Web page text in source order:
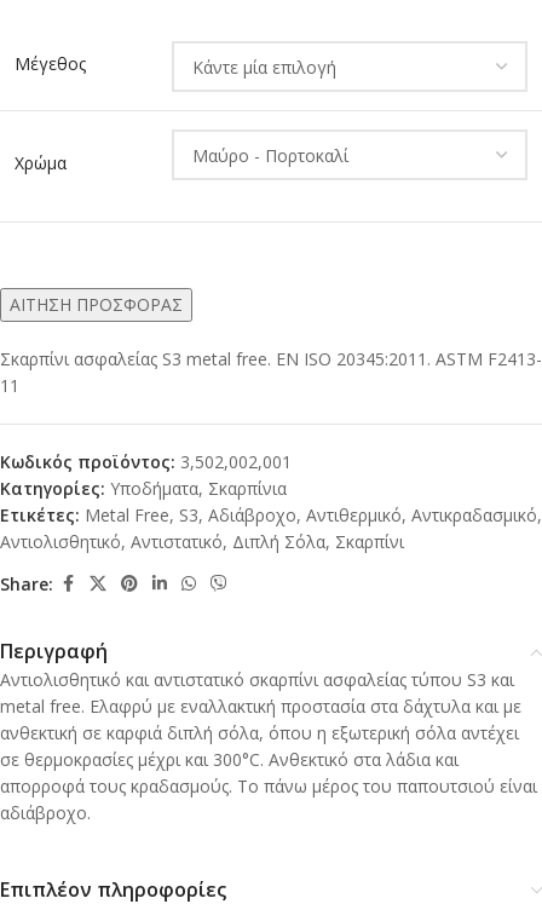
Μέγεθος
Χρώμα
ΑΙΤΗΣΗ ΠΡΟΣΦΟΡΑΣ
Σκαρπίνι ασφαλείας S3 metal free. EN ISO 20345:2011. ASTM F2413-
11
Κωδικός προϊόντος: 3,502,002,001
Κατηγορίες: Υποδήματα, Σκαρπίνια
Ετικέτες: Metal Free, S3, Αδιάβροχο, Αντιθερμικό, Αντικραδασμικό,
Αντιολισθητικό, Αντιστατικό, Διπλή Σόλα, Σκαρπίνι
Share:
Περιγραφή
Αντιολισθητικό και αντιστατικό σκαρπίνι ασφαλείας τύπου S3 και
metal free. Ελαφρύ με εναλλακτική προστασία στα δάχτυλα και με
ανθεκτική σε καρφιά διπλή σόλα, όπου η εξωτερική σόλα αντέχει
σε θερμοκρασίες μέχρι και 300°C. Ανθεκτικό στα λάδια και
απορροφά τους κραδασμούς. Το πάνω μέρος του παπουτσιού είναι
αδιάβροχο.
Επιπλέον πληροφορίες